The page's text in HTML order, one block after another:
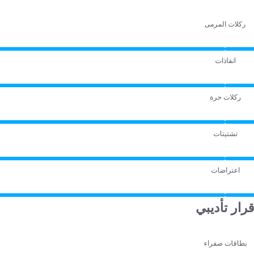
ركلات المرمى
انقاذات
ركلات حرة
تشتيتات
اعتراضات
قرار تأديبي
بطاقات صفراء